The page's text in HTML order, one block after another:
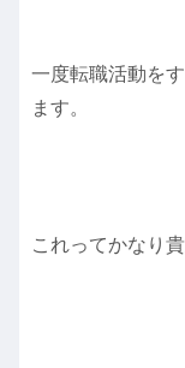
一度転職活動を
ます。
これってかなり貴